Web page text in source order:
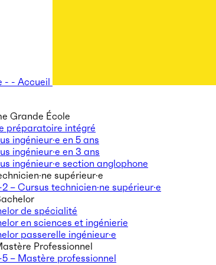
- - Accueil
Grande École
préparatoire intégré
ingénieur·e en 5 ans
ingénieur·e en 3 ans
ingénieur·e section anglophone
supérieur·e
– Cursus technicien·ne supérieur·e
de spécialité
en sciences et ingénierie
passerelle ingénieur·e
Professionnel
– Mastère professionnel